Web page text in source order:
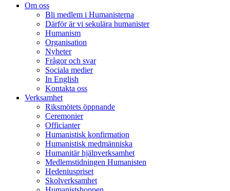
Om oss
Bli medlem i Humanisterna
Därför är vi sekulära humanister
Humanism
Organisation
Nyheter
Frågor och svar
Sociala medier
In English
Kontakta oss
Verksamhet
Riksmötets öppnande
Ceremonier
Officianter
Humanistisk konfirmation
Humanistisk medmänniska
Humanitär hjälpverksamhet
Medlemstidningen Humanisten
Hedeniuspriset
Skolverksamhet